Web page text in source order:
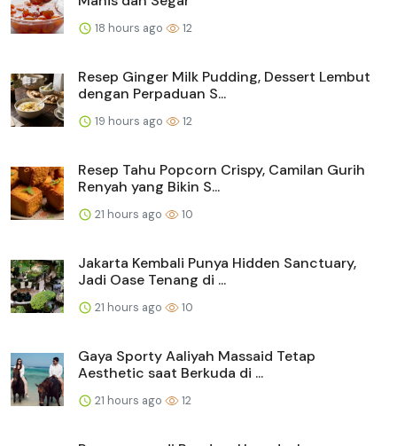
18 hours ago 12
Resep Ginger Milk Pudding, Dessert Lembut
dengan Perpaduan S...
19 hours ago 12
Resep Tahu Popcorn Crispy, Camilan Gurih
Renyah yang Bikin S...
21 hours ago 10
Jakarta Kembali Punya Hidden Sanctuary,
Jadi Oase Tenang di ...
21 hours ago 10
Gaya Sporty Aaliyah Massaid Tetap
Aesthetic saat Berkuda di ...
21 hours ago 12